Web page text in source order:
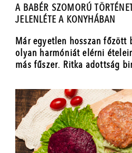
A BABÉR SZOMORÚ
JELENLÉTE A KONYHÁBAN
Már egyetlen hosszan főzött
olyan harmóniát elérni
más fűszer. Ritka adottság